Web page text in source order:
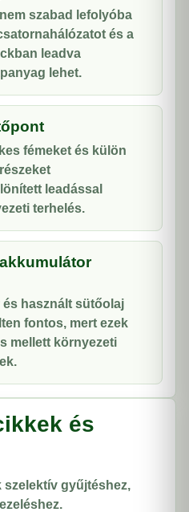
szabad lefolyóba
és a
leadva
lehet.
fémeket és külön
leadással
terhelés.
használt sütőolaj
fontos, mert ezek
mellett környezeti
és
szelektív gyűjtéshez,